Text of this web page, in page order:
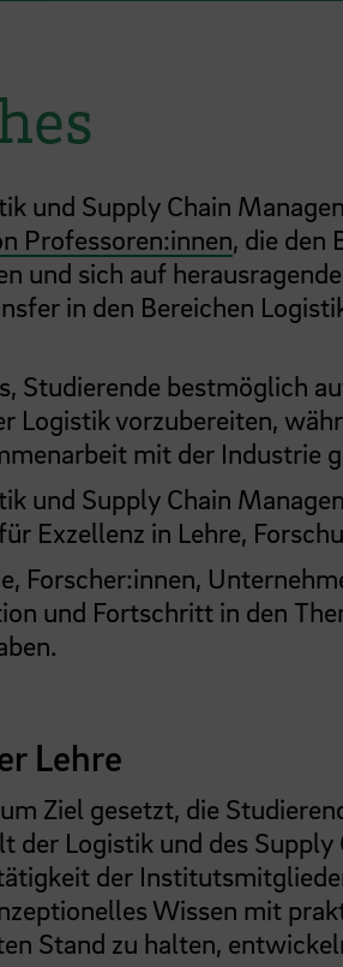
und Supply Chain
Professoren:innen, die den
und sich auf
in den Bereichen
Studierende bestmöglich
Logistik vorzubereiten,
mit der Industrie
und Supply Chain
Exzellenz in Lehre,
Forscher:innen,
und Fortschritt in den
Lehre
Ziel gesetzt, die
der Logistik und des
der
Wissen mit
Stand zu halten,